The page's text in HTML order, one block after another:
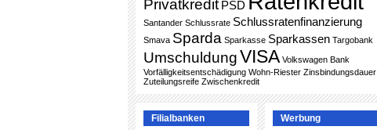
Privatkredit PSD
Santander Schlussrate Schlussratenfinanzierung
Smava Sparda Sparkasse Sparkassen Targobank
UmschuldungVISA Volkswagen Bank
Vorfälligkeitsentschädigung Wohn-Riester Zinsbindungsdauer
Zuteilungsreife Zwischenkredit
Filialbanken Werbung